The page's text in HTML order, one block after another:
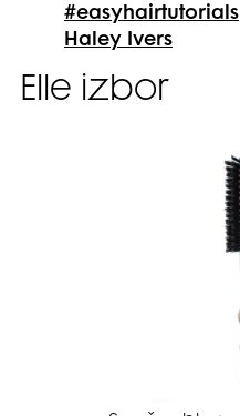
#easyhairtutorials
Haley Ivers
Elle izbor